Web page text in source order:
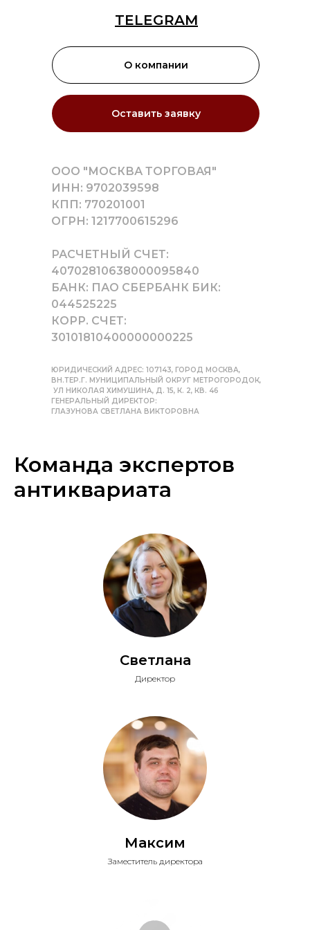
Оставить заявку
О компании
TELEGRAM
ООО "МОСКВА ТОРГОВАЯ"
ИНН: 9702039598
КПП: 770201001
ОГРН: 1217700615296
РАСЧЕТНЫЙ СЧЕТ:
40702810638000095840
БАНК: ПАО СБЕРБАНК БИК:
044525225
КОРР. СЧЕТ:
30101810400000000225
ЮРИДИЧЕСКИЙ АДРЕС: 107143, ГОРОД МОСКВА,
ВН.ТЕР.Г. МУНИЦИПАЛЬНЫЙ ОКРУГ МЕТРОГОРОДОК,
УЛ НИКОЛАЯ ХИМУШИНА, Д. 15, К. 2, КВ. 46
ГЕНЕРАЛЬНЫЙ ДИРЕКТОР:
ГЛАЗУНОВА СВЕТЛАНА ВИКТОРОВНА
Команда экспертов
антиквариата
Светлана
Директор
Максим
Заместитель директора